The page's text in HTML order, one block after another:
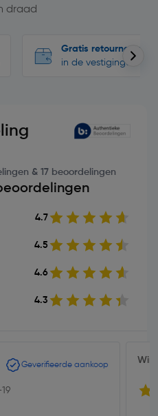
draad
Gratis retourneren
in de vestigingen
& 17 beoordelingen
4.7
4.5
4.6
4.3
Geverifieerde aankoop